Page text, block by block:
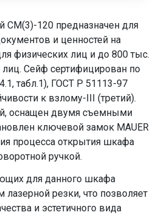
СМ(3)-120 предназначен для
и ценностей на
физических лиц и до 800 тыс.
Сейф сертифицирован по
табл.1), ГОСТ Р 51113-97
к взлому-III (третий).
оснащен двумя съемными
ключевой замок MAUER
процесса открытия шкафа
ручкой.
для данного шкафа
лазерной резки, что позволяет
и эстетичного вида